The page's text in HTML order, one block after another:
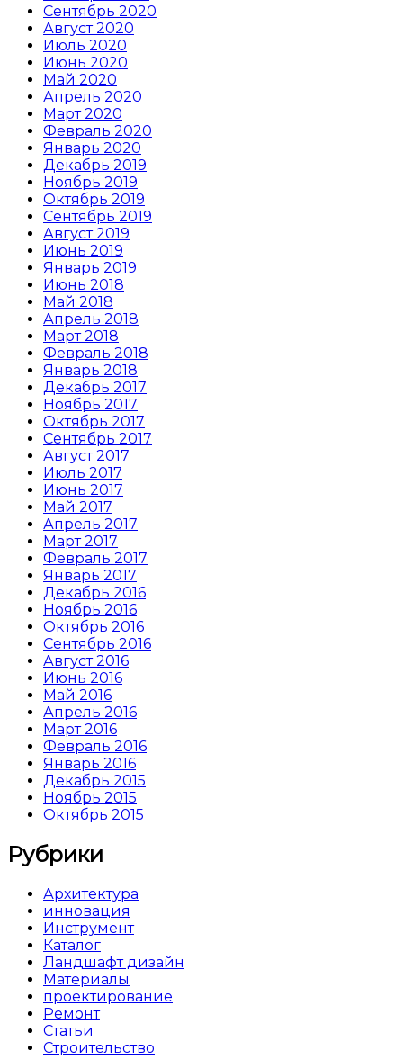
Сентябрь 2020
Август 2020
Июль 2020
Июнь 2020
Май 2020
Апрель 2020
Март 2020
Февраль 2020
Январь 2020
Декабрь 2019
Ноябрь 2019
Октябрь 2019
Сентябрь 2019
Август 2019
Июнь 2019
Январь 2019
Июнь 2018
Май 2018
Апрель 2018
Март 2018
Февраль 2018
Январь 2018
Декабрь 2017
Ноябрь 2017
Октябрь 2017
Сентябрь 2017
Август 2017
Июль 2017
Июнь 2017
Май 2017
Апрель 2017
Март 2017
Февраль 2017
Январь 2017
Декабрь 2016
Ноябрь 2016
Октябрь 2016
Сентябрь 2016
Август 2016
Июнь 2016
Май 2016
Апрель 2016
Март 2016
Февраль 2016
Январь 2016
Декабрь 2015
Ноябрь 2015
Октябрь 2015
Рубрики
Архитектура
инновация
Инструмент
Каталог
Ландшафт дизайн
Материалы
проектирование
Ремонт
Статьи
Строительство